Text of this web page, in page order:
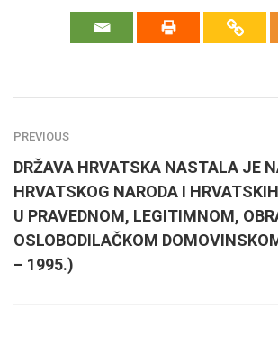
PREVIOUS
DRŽAVA HRVATSKA NASTALA JE
HRVATSKOG NARODA I
U PRAVEDNOM, LEGITIMNOM,
OSLOBODILAČKOM
– 1995.)